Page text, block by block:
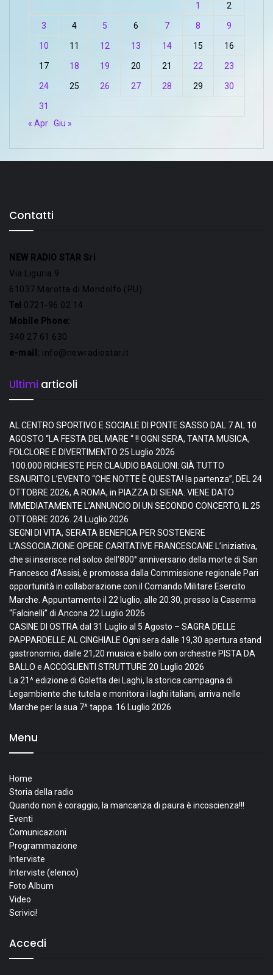
1 2
3 4 5 6 7 8 9
10 11 12 13 14 15 16
17 18 19 20 21 22 23
24 25 26 27 28 29 30
31
« Apr Giu »
Contatti
NEW RADIO STAR Srl
Via Liguria 9
61037 Marotta di Mondolfo (PU)
Tel 0721-96 02 14
Mobile Phone:
340 27 61 630
e-mail: info@newradiostar.it
Ultimi articoli
AL CENTRO SPORTIVO E SOCIALE DI PONTE SASSO DAL 7 AL 10
AGOSTO “LA FESTA DEL MARE “ !! OGNI SERA, TANTA MUSICA,
FOLCLORE E DIVERTIMENTO 25 Luglio 2026
100.000 RICHIESTE PER CLAUDIO BAGLIONI: GIÀ TUTTO
ESAURITO L’EVENTO “CHE NOTTE È QUESTA! la partenza”, DEL 24
OTTOBRE 2026, A ROMA, in PIAZZA DI SIENA. VIENE DATO
IMMEDIATAMENTE L’ANNUNCIO DI UN SECONDO CONCERTO, IL 25
OTTOBRE 2026. 24 Luglio 2026
SEGNI DI VITA, SERATA BENEFICA PER SOSTENERE
L’ASSOCIAZIONE OPERE CARITATIVE FRANCESCANE L’iniziativa,
che si inserisce nel solco dell’800° anniversario della morte di San
Francesco d’Assisi, è promossa dalla Commissione regionale Pari
opportunità in collaborazione con il Comando Militare Esercito
Marche. Appuntamento il 22 luglio, alle 20.30, presso la Caserma
“Falcinelli” di Ancona22 Luglio 2026
CASINE DI OSTRA dal 31 Luglio al 5 Agosto – SAGRA DELLE
PAPPARDELLE AL CINGHIALE Ogni sera dalle 19,30 apertura stand
gastronomici, dalle 21,20 musica e ballo con orchestre PISTA DA
BALLO e ACCOGLIENTI STRUTTURE 20 Luglio 2026
La 21^ edizione di Goletta dei Laghi, la storica campagna di
Legambiente che tutela e monitora i laghi italiani, arriva nelle
Marche per la sua 7^ tappa. 16 Luglio 2026
Menu
Home
Storia della radio
Quando non è coraggio, la mancanza di paura è incoscienza!!!
Eventi
Comunicazioni
Programmazione
Interviste
Interviste (elenco)
Foto Album
Video
Scrivici!
Accedi